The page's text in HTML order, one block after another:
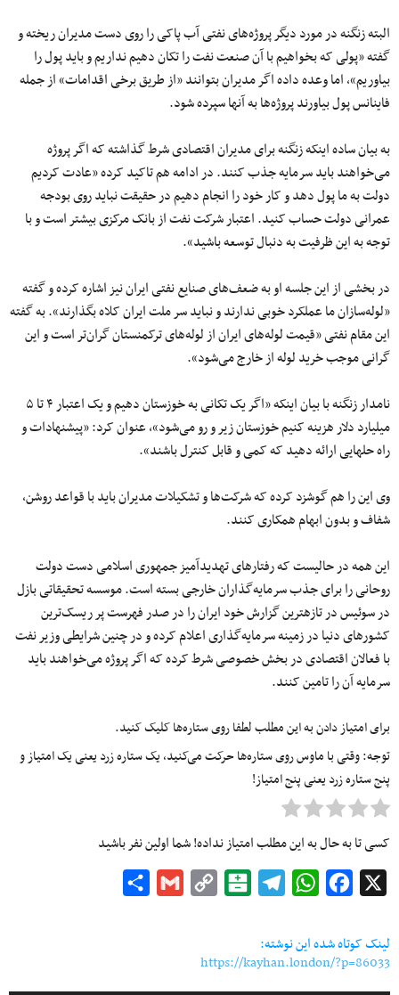
البته زنگنه در مورد دیگر پروژه‌های نفتی آب پاکی را روی دست مدیران ریخته و
گفته «پولی که بخواهیم با آن صنعت نفت را تکان دهیم نداریم و باید پول را
بیاوریم»، اما وعده داده اگر مدیران بتوانند «از طریق برخی اقدامات» از جمله
فاینانس پول بیاورند پروژه‌ها به آنها سپرده شود.
به بیان ساده اینکه زنگنه برای مدیران اقتصادی شرط گذاشته که اگر پروژه
می‌خواهند باید سرمایه جذب کنند. در ادامه هم تاکید کرده «عادت کردیم
دولت به ما پول دهد و کار خود را انجام دهیم در حقیقت نباید روی بودجه
عمرانی دولت حساب کنید. اعتبار شرکت نفت از بانک مرکزی بیشتر است و با
توجه به این ظرفیت به دنبال توسعه باشید».
در بخشی از این جلسه او به ضعف‌های صنایع نفتی ایران نیز اشاره کرده و گفته
«لوله‌سازان ما عملکرد خوبی ندارند و نباید سر ملت ایران کلاه بگذارند». به گفته
این مقام نفتی «قیمت لوله‌های ایران از لوله‌های ترکمنستان گران‌تر است و این
گرانی موجب خرید لوله از خارج می‌شود».
نامدار زنگنه با بیان اینکه «اگر یک تکانی به خوزستان دهیم و یک اعتبار ۴ تا ۵
میلیارد دلار هزینه کنیم خوزستان زیر و رو می‌شود»، عنوان کرد: «پیشنهادات و
راه حل‎هایی ارائه دهید که کمی و قابل کنترل باشند».
وی این را هم گوشزد کرده که شرکت‌ها و تشکیلات مدیران باید با قواعد روشن،
شفاف و بدون ابهام همکاری کنند.
این همه در حالیست که رفتارهای تهدید‌آمیز جمهوری اسلامی دست دولت
روحانی را برای جذب سرمایه‌گذاران خارجی بسته است. موسسه تحقیقاتی بازل
در سوئیس در تازه‎ترین گزارش خود ایران را در صدر فهرست پر ریسک‌ترین
کشورهای دنیا در زمینه سرمایه‌گذاری اعلام کرده و در چنین شرایطی وزیر نفت
با فعالان اقتصادی در بخش خصوصی شرط کرده که اگر پروژه می‌خواهند باید
سرمایه آن را تامین کنند.
برای امتیاز دادن به این مطلب لطفا روی ستاره‌ها کلیک کنید.
توجه: وقتی با ماوس روی ستاره‌ها حرکت می‌کنید، یک ستاره زرد یعنی یک امتیاز و
پنج ستاره زرد یعنی پنج امتیاز!
کسی تا به حال به این مطلب امتیاز نداده! شما اولین نفر باشید
Facebook
WhatsApp
Telegram
Balatarin
Copy
Gmail
لینک کوتاه شده این نوشته:
https://kayhan.london/?p=86033